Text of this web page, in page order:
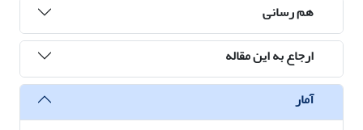
هم رسانی
ارجاع به این مقاله
آمار